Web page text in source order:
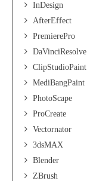
InDesign
AfterEffect
PremierePro
DaVinciResolve
ClipStudioPaint
MediBangPaint
PhotoScape
ProCreate
Vectornator
3dsMAX
Blender
ZBrush